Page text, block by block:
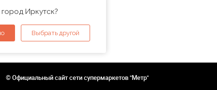
Иркутск?
Выбрать другой
© Официальный сайт сети супермаркетов "Метр"